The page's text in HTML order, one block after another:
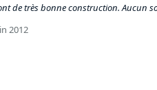
de très bonne construction. Aucun
2012